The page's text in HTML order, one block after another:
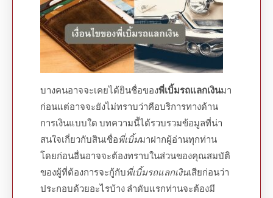
บางคนอาจจะเคยได้ยินชื่อของพี่เบิ้มรถแลกเงินมา
ก่อนแต่อาจจะยังไม่ทราบว่าคือบริการทางด้าน
การเงินแบบใด บทความนี้ได้รวบรวมข้อมูลที่น่า
สนใจเกี่ยวกับสินเชื่อพี่เบิ้มมาฝากผู้อ่านทุกท่าน
โดยก่อนอื่นอาจจะต้องทราบในส่วนของคุณสมบัติ
ของผู้ที่ต้องการจะกู้กับพี่เบิ้มรถแลกเงินเสียก่อนว่า
ประกอบด้วยอะไรบ้าง ลำดับแรกท่านจะต้องมี